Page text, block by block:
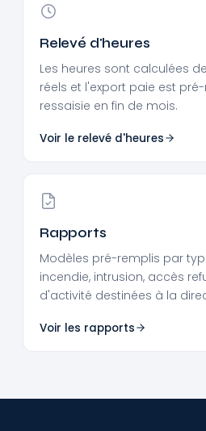
Relevé d'heures
Les heures sont calculées
réels et l'export paie est
ressaisie en fin de mois.
Voir le relevé d'heures
Rapports
Modèles pré-remplis par
incendie, intrusion, accès
d'activité destinées à la
Voir les rapports